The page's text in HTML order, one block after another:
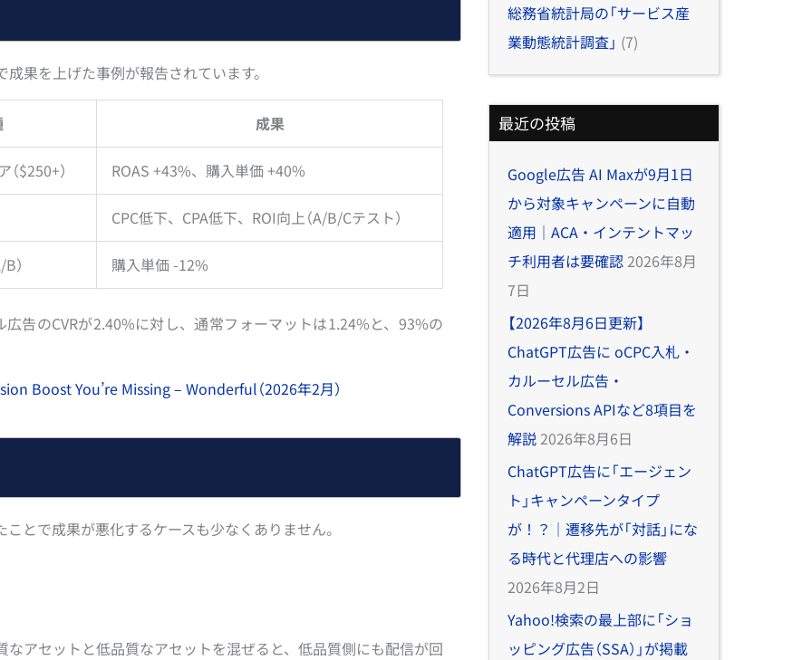
果を上げた事例が報告されています。
成果
$250+） ROAS +43%、購入単価 +40%
CPC低下、CPA低下、ROI向上（A/B/Cテスト）
） 購入単価 -12%
告のCVRが2.40%に対し、通常フォーマットは1.24%と、93%の
Boost You’re Missing – Wonderful（2026年2月）
とで成果が悪化するケースも少なくありません。
なアセットと低品質なアセットを混ぜると、低品質側にも配信が回
総務省統計局の「サービス産
業動態統計調査」 (7)
最近の投稿
Google広告 AI Maxが9月1日
から対象キャンペーンに自動
適用｜ACA・インテントマッ
チ利用者は要確認2026年8月
7日
【2026年8月6日更新】
ChatGPT広告に oCPC入札・
カルーセル広告・
Conversions APIなど8項目を
解説2026年8月6日
ChatGPT広告に「エージェン
ト」キャンペーンタイプ
が！？｜遷移先が「対話」にな
る時代と代理店への影響
2026年8月2日
Yahoo!検索の最上部に「ショ
ッピング広告（SSA）」が掲載